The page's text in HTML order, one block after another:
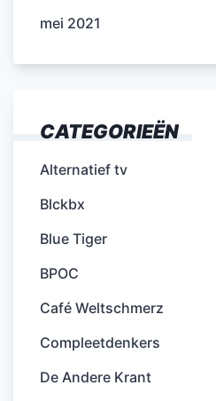
mei 2021
CATEGORIEËN
Alternatief tv
Blckbx
Blue Tiger
BPOC
Café Weltschmerz
Compleetdenkers
De Andere Krant